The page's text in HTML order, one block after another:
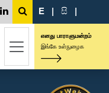
E | සි |
எனது பாராளுமன்றம்
இங்கே உள்நுழைக